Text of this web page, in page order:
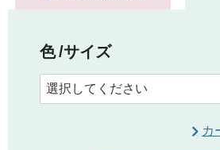
色 サイズ
カ